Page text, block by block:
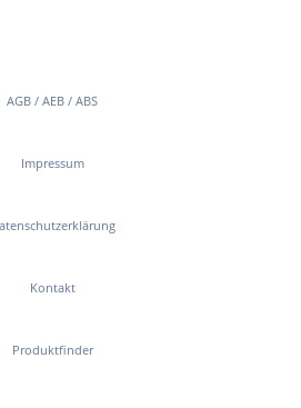
AGB / AEB / ABS
Impressum
Kontakt
Produktfinder